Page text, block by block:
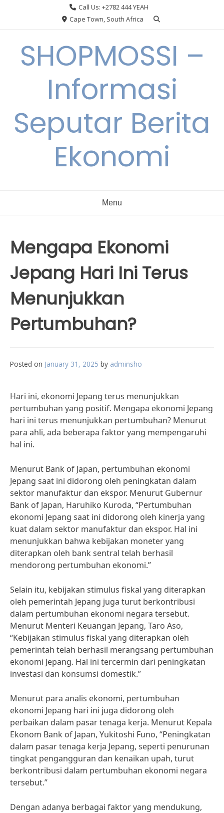
Call Us: +2782 444 YEAH
Cape Town, South Africa
SHOPMOSSI –
Informasi
Seputar Berita
Ekonomi
Menu
Mengapa Ekonomi
Jepang Hari Ini Terus
Menunjukkan
Pertumbuhan?
Posted on January 31, 2025 by adminsho
Hari ini, ekonomi Jepang terus menunjukkan
pertumbuhan yang positif. Mengapa ekonomi Jepang
hari ini terus menunjukkan pertumbuhan? Menurut
para ahli, ada beberapa faktor yang mempengaruhi
hal ini.
Menurut Bank of Japan, pertumbuhan ekonomi
Jepang saat ini didorong oleh peningkatan dalam
sektor manufaktur dan ekspor. Menurut Gubernur
Bank of Japan, Haruhiko Kuroda, “Pertumbuhan
ekonomi Jepang saat ini didorong oleh kinerja yang
kuat dalam sektor manufaktur dan ekspor. Hal ini
menunjukkan bahwa kebijakan moneter yang
diterapkan oleh bank sentral telah berhasil
mendorong pertumbuhan ekonomi.”
Selain itu, kebijakan stimulus fiskal yang diterapkan
oleh pemerintah Jepang juga turut berkontribusi
dalam pertumbuhan ekonomi negara tersebut.
Menurut Menteri Keuangan Jepang, Taro Aso,
“Kebijakan stimulus fiskal yang diterapkan oleh
pemerintah telah berhasil merangsang pertumbuhan
ekonomi Jepang. Hal ini tercermin dari peningkatan
investasi dan konsumsi domestik.”
Menurut para analis ekonomi, pertumbuhan
ekonomi Jepang hari ini juga didorong oleh
perbaikan dalam pasar tenaga kerja. Menurut Kepala
Ekonom Bank of Japan, Yukitoshi Funo, “Peningkatan
dalam pasar tenaga kerja Jepang, seperti penurunan
tingkat pengangguran dan kenaikan upah, turut
berkontribusi dalam pertumbuhan ekonomi negara
tersebut.”
Dengan adanya berbagai faktor yang mendukung,